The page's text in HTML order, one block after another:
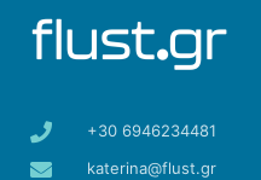
+30 6946234481
katerina@flust.gr